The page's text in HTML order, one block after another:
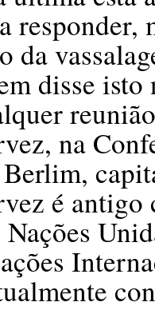
responder,
da
disse
na
é antigo
Nações